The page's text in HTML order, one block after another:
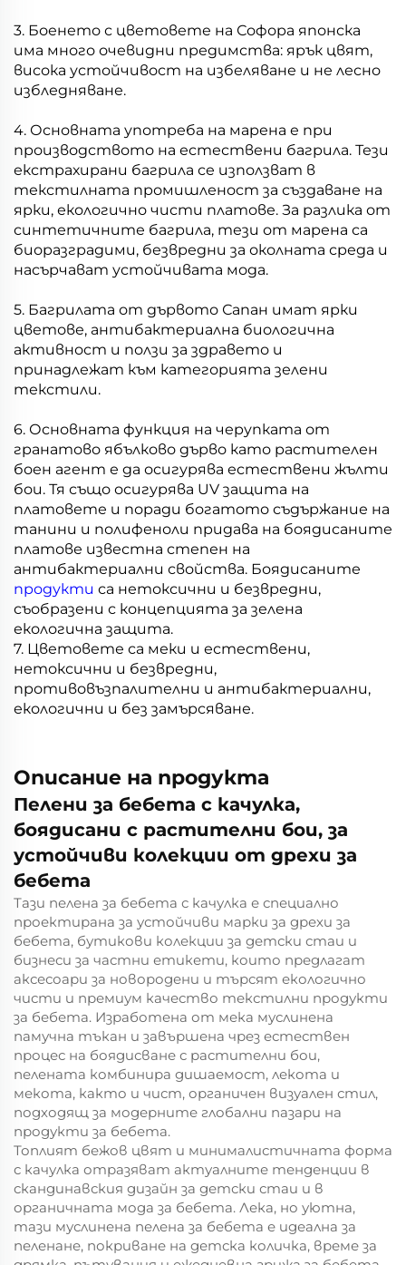
3. Боенето с цветовете на Софора японска
има много очевидни предимства: ярък цвят,
висока устойчивост на избеляване и не лесно
избледняване.
4. Основната употреба на марена е при
производството на естествени багрила. Тези
екстрахирани багрила се използват в
текстилната промишленост за създаване на
ярки, екологично чисти платове. За разлика от
синтетичните багрила, тези от марена са
биоразградими, безвредни за околната среда и
насърчават устойчивата мода.
5. Багрилата от дървото Сапан имат ярки
цветове, антибактериална биологична
активност и ползи за здравето и
принадлежат към категорията зелени
текстили.
6. Основната функция на черупката от
гранатово ябълково дърво като растителен
боен агент е да осигурява естествени жълти
бои. Тя също осигурява UV защита на
платовете и поради богатото съдържание на
танини и полифеноли придава на боядисаните
платове известна степен на
антибактериални свойства. Боядисаните
продукти са нетоксични и безвредни,
съобразени с концепцията за зелена
екологична защита.
7. Цветовете са меки и естествени,
нетоксични и безвредни,
противовъзпалителни и антибактериални,
екологични и без замърсяване.
Описание на продукта
Пелени за бебета с качулка,
боядисани с растителни бои, за
устойчиви колекции от дрехи за
бебета
Тази пелена за бебета с качулка е специално
проектирана за устойчиви марки за дрехи за
бебета, бутикови колекции за детски стаи и
бизнеси за частни етикети, които предлагат
аксесоари за новородени и търсят екологично
чисти и премиум качество текстилни продукти
за бебета. Изработена от мека муслинена
памучна тъкан и завършена чрез естествен
процес на боядисване с растителни бои,
пелената комбинира дишаемост, лекота и
мекота, както и чист, органичен визуален стил,
подходящ за модерните глобални пазари на
продукти за бебета.
Топлият бежов цвят и минималистичната форма
с качулка отразяват актуалните тенденции в
скандинавския дизайн за детски стаи и в
органичната мода за бебета. Лека, но уютна,
тази муслинена пелена за бебета е идеална за
пеленане, покриване на детска количка, време за